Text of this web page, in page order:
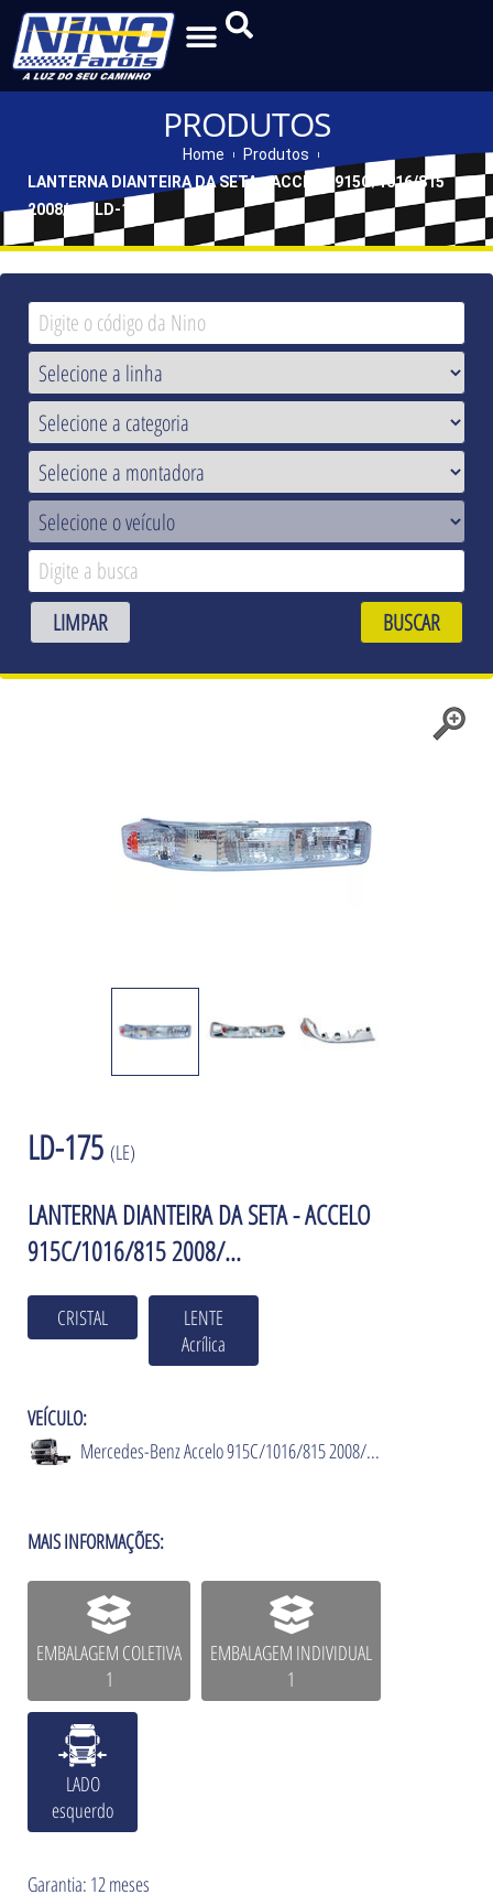
PRODUTOS
Home
Produtos
LANTERNA DIANTEIRA DA SETA - ACCELO 915C/1016/815
2008/... - LD-175
LIMPAR BUSCAR
LD-175 (LE)
LANTERNA DIANTEIRA DA SETA - ACCELO
915C/1016/815 2008/...
CRISTAL
LENTE
Acrílica
VEÍCULO:
Mercedes-Benz Accelo 915C/1016/815 2008/...
MAIS INFORMAÇÕES:
EMBALAGEM COLETIVA
1
EMBALAGEM INDIVIDUAL
1
LADO
esquerdo
Garantia: 12 meses